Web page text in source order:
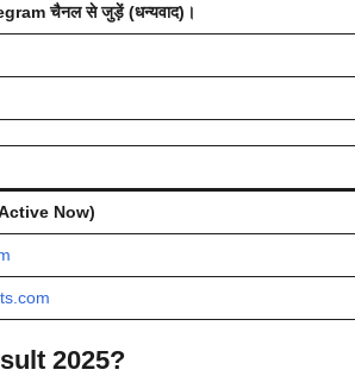
चैनल से जुड़ें (धन्यवाद)।
Now)
2025?